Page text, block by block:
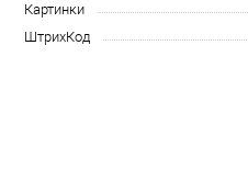
Картинки
ШтрихКод